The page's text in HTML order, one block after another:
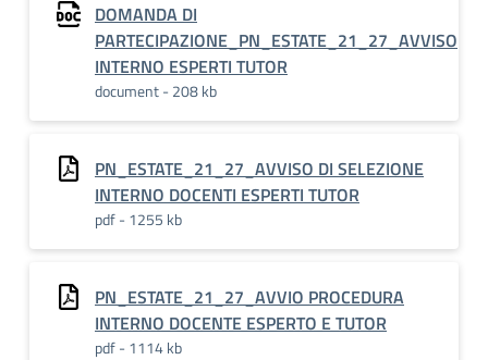
DOMANDA DI
PARTECIPAZIONE_PN_ESTATE_21_27_AVVISO
INTERNO ESPERTI TUTOR
document - 208 kb
PN_ESTATE_21_27_AVVISO DI SELEZIONE
INTERNO DOCENTI ESPERTI TUTOR
pdf - 1255 kb
PN_ESTATE_21_27_AVVIO PROCEDURA
INTERNO DOCENTE ESPERTO E TUTOR
pdf - 1114 kb